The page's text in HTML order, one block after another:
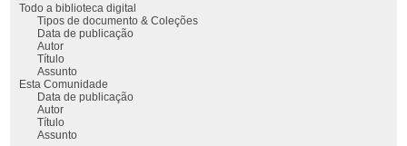
Todo a biblioteca digital
Tipos de documento & Coleções
Data de publicação
Autor
Título
Assunto
Esta Comunidade
Data de publicação
Autor
Título
Assunto